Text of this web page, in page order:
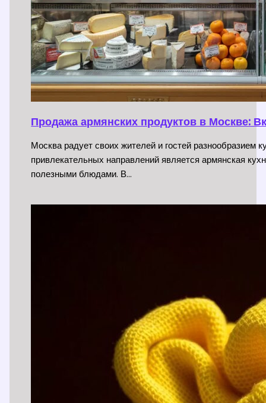
Продажа армянских продуктов в Москве:
Москва радует своих жителей и гостей
привлекательных направлений является армянская
полезными блюдами. В…